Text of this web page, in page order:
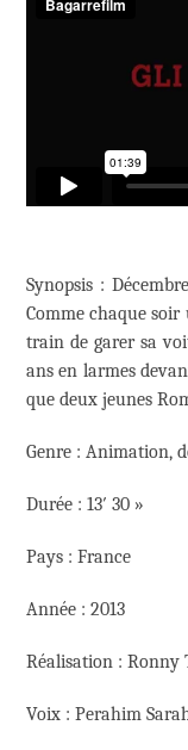
Synopsis :
Comme chaque
train de garer sa
ans en larmes
que deux jeunes
Genre : Animation,
Durée : 13′ 30 »
Pays : France
Année : 2013
Réalisation : Ronny
Voix : Perahim